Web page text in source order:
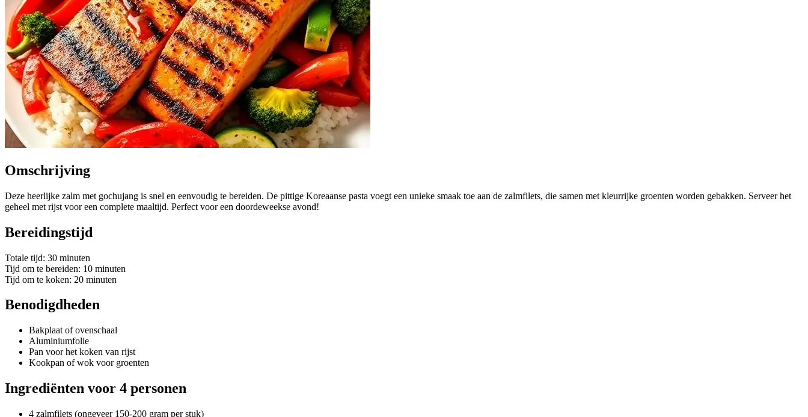
Omschrijving
Deze heerlijke zalm met gochujang is snel en eenvoudig te bereiden. De pittige Koreaanse pasta voegt een unieke smaak toe aan de zalmfilets, die samen met kleurrijke groenten worden gebakken. Serveer het
geheel met rijst voor een complete maaltijd. Perfect voor een doordeweekse avond!
Bereidingstijd
Totale tijd: 30 minuten
Tijd om te bereiden: 10 minuten
Tijd om te koken: 20 minuten
Benodigdheden
Bakplaat of ovenschaal
Aluminiumfolie
Pan voor het koken van rijst
Kookpan of wok voor groenten
Ingrediënten voor 4 personen
4 zalmfilets (ongeveer 150-200 gram per stuk)